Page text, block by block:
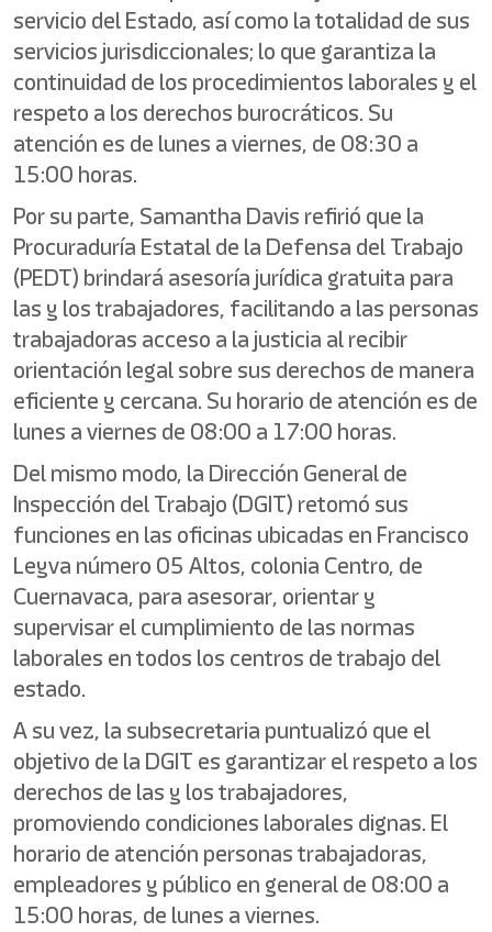
servicio del Estado, así como la totalidad de sus
servicios jurisdiccionales; lo que garantiza la
continuidad de los procedimientos laborales y el
respeto a los derechos burocráticos. Su
atención es de lunes a viernes, de 08:30 a
15:00 horas.
Por su parte, Samantha Davis refirió que la
Procuraduría Estatal de la Defensa del Trabajo
(PEDT) brindará asesoría jurídica gratuita para
las y los trabajadores, facilitando a las personas
trabajadoras acceso a la justicia al recibir
orientación legal sobre sus derechos de manera
eficiente y cercana. Su horario de atención es de
lunes a viernes de 08:00 a 17:00 horas.
Del mismo modo, la Dirección General de
Inspección del Trabajo (DGIT) retomó sus
funciones en las oficinas ubicadas en Francisco
Leyva número 05 Altos, colonia Centro, de
Cuernavaca, para asesorar, orientar y
supervisar el cumplimiento de las normas
laborales en todos los centros de trabajo del
estado.
A su vez, la subsecretaria puntualizó que el
objetivo de la DGIT es garantizar el respeto a los
derechos de las y los trabajadores,
promoviendo condiciones laborales dignas. El
horario de atención personas trabajadoras,
empleadores y público en general de 08:00 a
15:00 horas, de lunes a viernes.